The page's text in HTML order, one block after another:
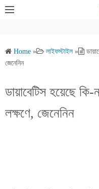
Home » লাইফস্টাইল »
জেনেনিন
ডায়াবেটিস হয়েছে
লক্ষণে, জেনেনিন